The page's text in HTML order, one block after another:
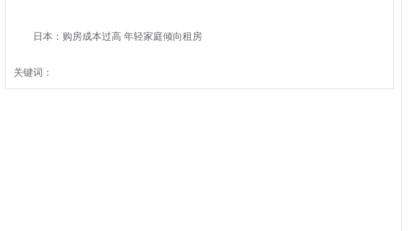
日本：购房成本过高 年轻家庭倾向租房
关键词：